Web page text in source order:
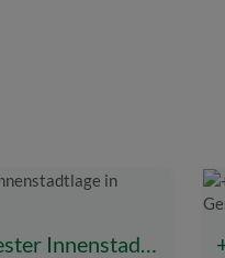
++Geschäftslokal in bester Innenstadtlage in Knittelfeld++